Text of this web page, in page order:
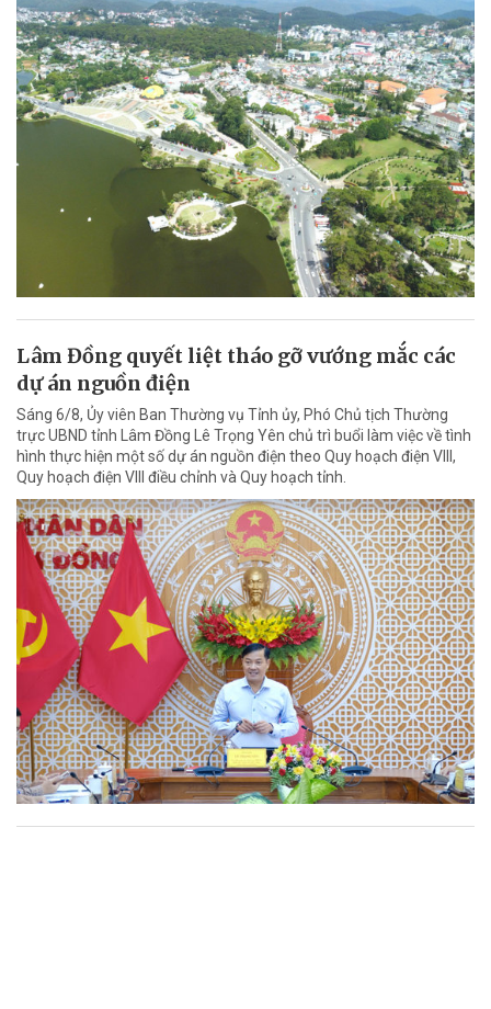
Lâm Đồng quyết liệt tháo gỡ vướng mắc các
dự án nguồn điện
Sáng 6/8, Ủy viên Ban Thường vụ Tỉnh ủy, Phó Chủ tịch Thường
trực UBND tỉnh Lâm Đồng Lê Trọng Yên chủ trì buổi làm việc về tình
hình thực hiện một số dự án nguồn điện theo Quy hoạch điện VIII,
Quy hoạch điện VIII điều chỉnh và Quy hoạch tỉnh.